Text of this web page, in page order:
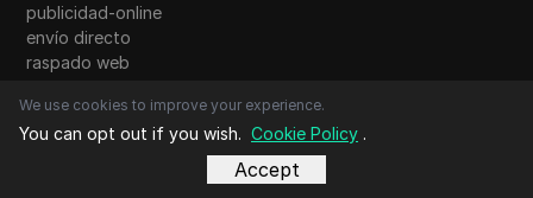
publicidad-online
envío directo
raspado web
Privacidad en línea
Apoderado
Navegador antidetección
We use cookies to improve your experience.
You can opt out if you wish. Cookie Policy .
Accept